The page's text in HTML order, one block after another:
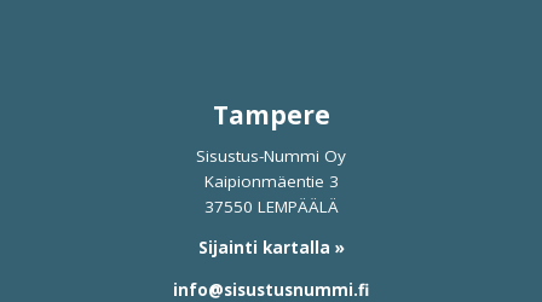
Tampere
Sisustus-Nummi Oy
Kaipionmäentie 3
37550 LEMPÄÄLÄ
Sijainti kartalla »
info@sisustusnummi.fi